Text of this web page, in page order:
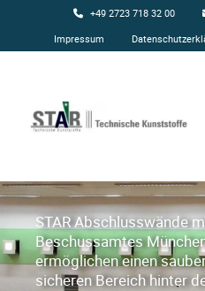
+49 2723 718 32 00
Impressum
STAR Abschlusswände
Beschussamtes
ermöglichen einen
sicheren Bereich hinter